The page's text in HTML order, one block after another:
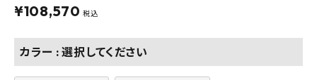
特定商取引法について
¥108,570 税込
カラー 選択してください